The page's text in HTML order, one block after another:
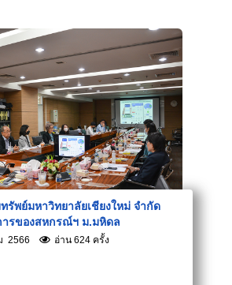
รัพย์มหาวิทยาลัยเชียงใหม่ จำกัด
ารของสหกรณ์ฯ ม.มหิดล
2566 อ่าน 624 ครั้ง